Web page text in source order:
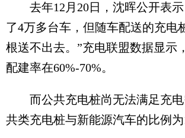
去年12月20日，沈晖公开表示
了4万多台车，但随车配送的充电
根送不出去。”充电联盟数据显示
配建率在60%-70%。
而公共充电桩尚无法满足充电
共类充电桩与新能源汽车的比例为